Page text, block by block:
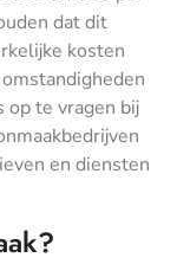
dat dit
kosten
op te vragen bij
en diensten